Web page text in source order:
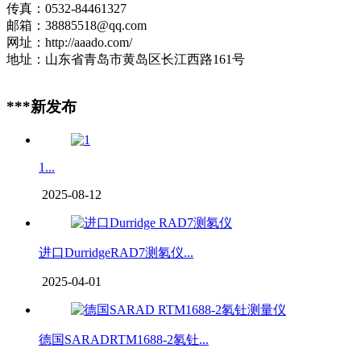
传真：0532-84461327
邮箱：38885518@qq.com
网址：http://aaado.com/
地址：山东省青岛市黄岛区长江西路161号
***新发布
1...
2025-08-12
进口DurridgeRAD7测氡仪...
2025-04-01
德国SARADRTM1688-2氡钍...